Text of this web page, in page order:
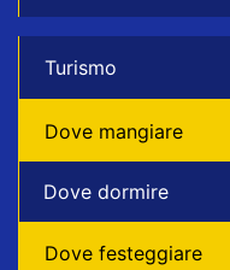
Turismo
Dove mangiare
Dove dormire
Dove festeggiare